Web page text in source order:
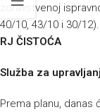
zdravstvenoj
40/10, 43/10 i 30/12).
RJ ČISTOĆA
Služba za
Prema planu, danas